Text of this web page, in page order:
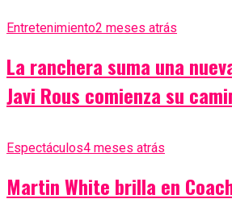
Entretenimiento2 meses atrás
La ranchera suma una
Javi Rous comienza su
Espectáculos4 meses atrás
Martin White brilla en